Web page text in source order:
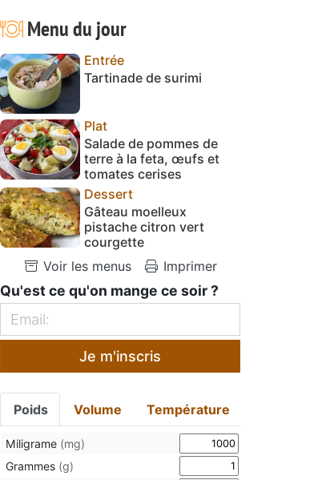
Menu du jour
Entrée
Tartinade de surimi
Plat
Salade de pommes de
terre à la feta, œufs et
tomates cerises
Dessert
Gâteau moelleux
pistache citron vert
courgette
Voir les menus
Imprimer
Qu'est ce qu'on mange ce soir ?
Je m'inscris
Poids Volume Température
Miligrame (mg)
Grammes (g)